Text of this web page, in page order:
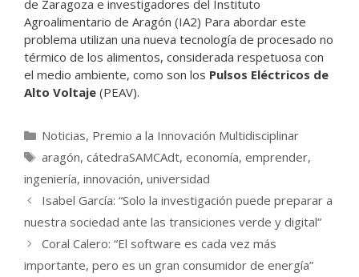
de Zaragoza e investigadores del Instituto
Agroalimentario de Aragón (IA2) Para abordar este
problema utilizan una nueva tecnología de procesado no
térmico de los alimentos, considerada respetuosa con
el medio ambiente, como son los Pulsos Eléctricos de
Alto Voltaje (PEAV).
Categorías
Noticias, Premio a la Innovación Multidisciplinar
Etiquetas
aragón, cátedraSAMCAdt, economía, emprender,
ingeniería, innovación, universidad
Isabel García: “Solo la investigación puede preparar a
nuestra sociedad ante las transiciones verde y digital”
Coral Calero: “El software es cada vez más
importante, pero es un gran consumidor de energía”